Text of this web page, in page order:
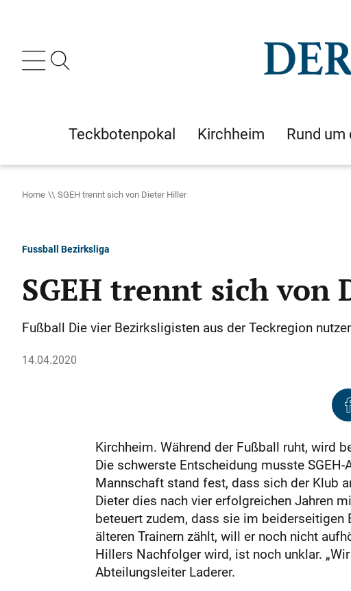
Teckbotenpokal Kirchheim Rund um
Home SGEH trennt sich von Dieter Hiller
Fussball Bezirksliga
SGEH trennt sich
Fußball Die vier Bezirksligisten aus der Teckregion
14.04.2020
Kirchheim. Während der Fußball ruht, wird
Die schwerste Entscheidung musste
Mannschaft stand fest, dass sich der Klub
Dieter dies nach vier erfolgreichen Jahren
beteuert zudem, dass sie im
älteren Trainern zählt, will er noch nicht
Hillers Nachfolger wird, ist noch unklar.
Abteilungsleiter Laderer.